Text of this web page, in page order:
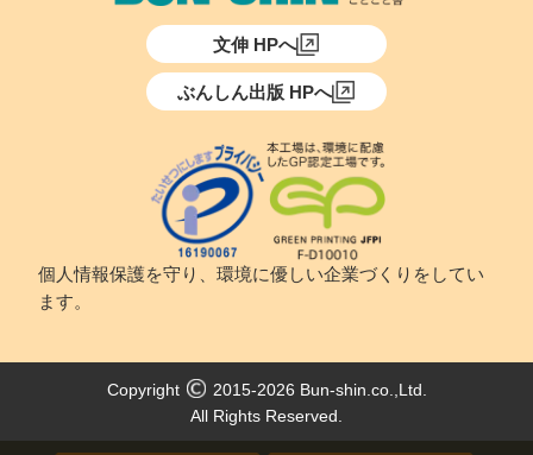
文伸 HPへ
ぶんしん出版 HPへ
個人情報保護を守り、環境に優しい企業づくりをしてい
ます。
Copyright
2015-2026 Bun-shin.co.,Ltd.
All Rights Reserved.